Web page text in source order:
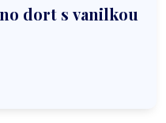
dort s vanilkou